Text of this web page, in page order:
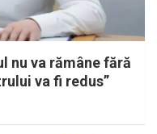
nu va rămâne fără
va fi redus”